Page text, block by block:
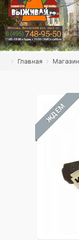
Главная Магазин
ЖДЁМ